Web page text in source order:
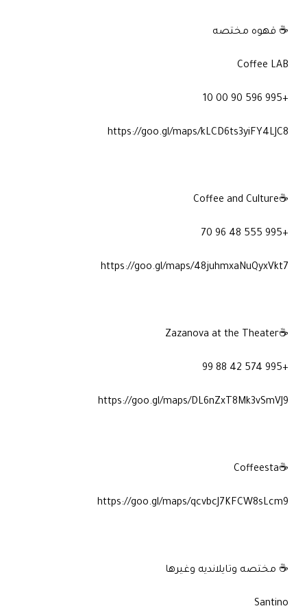
☕ قهوه مختصه
Coffee LAB
+995 596 90 00 10
https://goo.gl/maps/kLCD6ts3yiFY4LJC8
☕Coffee and Culture
+995 555 48 96 70
https://goo.gl/maps/48juhmxaNuQyxVkt7
☕Zazanova at the Theater
+995 574 42 88 99
https://goo.gl/maps/DL6nZxT8Mk3vSmVJ9
☕Coffeesta
https://goo.gl/maps/qcvbcJ7KFCW8sLcm9
☕ مختصه وتايلانديه وغيرها
Santino